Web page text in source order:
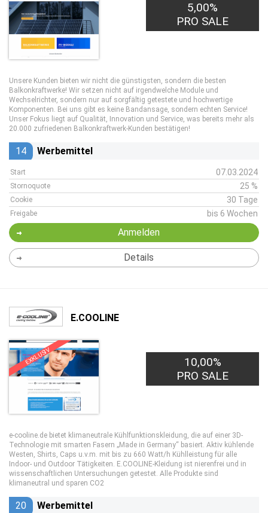
5,00%
PRO SALE
Unsere Kunden bieten wir nicht die günstigsten, sondern die besten
Balkonkraftwerke! Wir setzen nicht auf irgendwelche Module und
Wechselrichter, sondern nur auf sorgfältig getestete und hochwertige
Komponenten. Bei uns gibt es keine Bandansage, sondern echten Service!
Unser Fokus liegt auf Qualität, Innovation und Service, was bereits mehr als
20.000 zufriedenen Balkonkraftwerk-Kunden bestätigen!
14 Werbemittel
Start 07.03.2024
Stornoquote 25 %
Cookie 30 Tage
Freigabe bis 6 Wochen
Anmelden
Details
E.COOLINE
EXKLUSIV
10,00%
PRO SALE
e-cooline.de bietet klimaneutrale Kühlfunktionskleidung, die auf einer 3D-
Technologie mit smarten Fasern „Made in Germany“ basiert. Aktiv kühlende
Westen, Shirts, Caps u.v.m. mit bis zu 660 Watt/h Kühlleistung für alle
Indoor- und Outdoor Tätigkeiten. E.COOLINE-Kleidung ist nierenfrei und in
wissenschaftlichen Untersuchungen getestet. Alle Produkte sind
klimaneutral und sparen CO2
20 Werbemittel